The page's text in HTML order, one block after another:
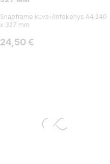
Snapframe kuva-/infokehys A4 240
x 327 mm
Hinta
24,50 €